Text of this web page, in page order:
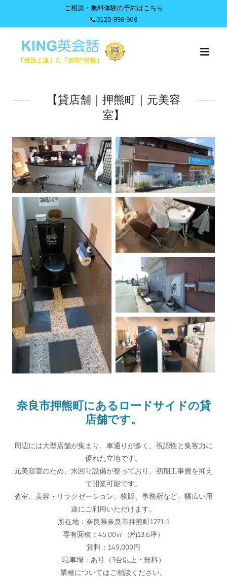
ご相談・無料体験の予約はこちら
📞0120-998-906
【貸店舗｜押熊町｜元美容
室】
奈良市押熊町にあるロードサイドの貸
店舗です。
周辺には大型店舗が集まり、車通りが多く、視認性と集客力に
優れた立地です。
元美容室のため、水回り設備が整っており、初期工事費を抑え
て開業可能です。
教室、美容・リラクゼーション、物販、事務所など、幅広い用
途にご利用いただけます。
所在地：奈良県奈良市押熊町1271-1
専有面積：45.00㎡（約13.6坪）
賃料：149,000円
駐車場：あり（3台以上・無料）
業種についてはご相談ください。